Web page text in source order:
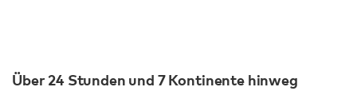
Über 24 Stunden und 7 Kontinente hinweg